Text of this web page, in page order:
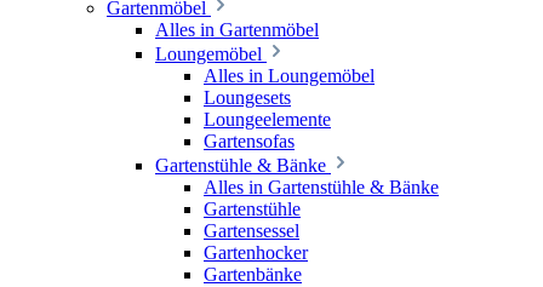
Gartenmöbel
Alles in Gartenmöbel
Loungemöbel
Alles in Loungemöbel
Loungesets
Loungeelemente
Gartensofas
Gartenstühle & Bänke
Alles in Gartenstühle & Bänke
Gartenstühle
Gartensessel
Gartenhocker
Gartenbänke